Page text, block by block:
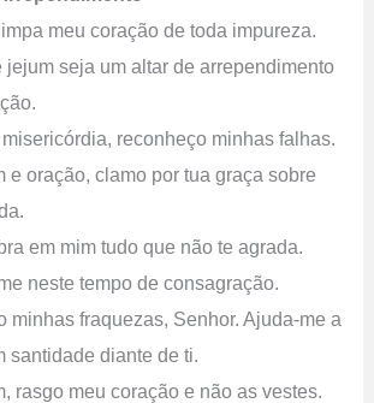
meu coração de toda impureza.
jejum seja um altar de arrependimento
reconheço minhas falhas.
e oração, clamo por tua graça sobre
em mim tudo que não te agrada.
neste tempo de consagração.
minhas fraquezas, Senhor. Ajuda-me a
santidade diante de ti.
rasgo meu coração e não as vestes.